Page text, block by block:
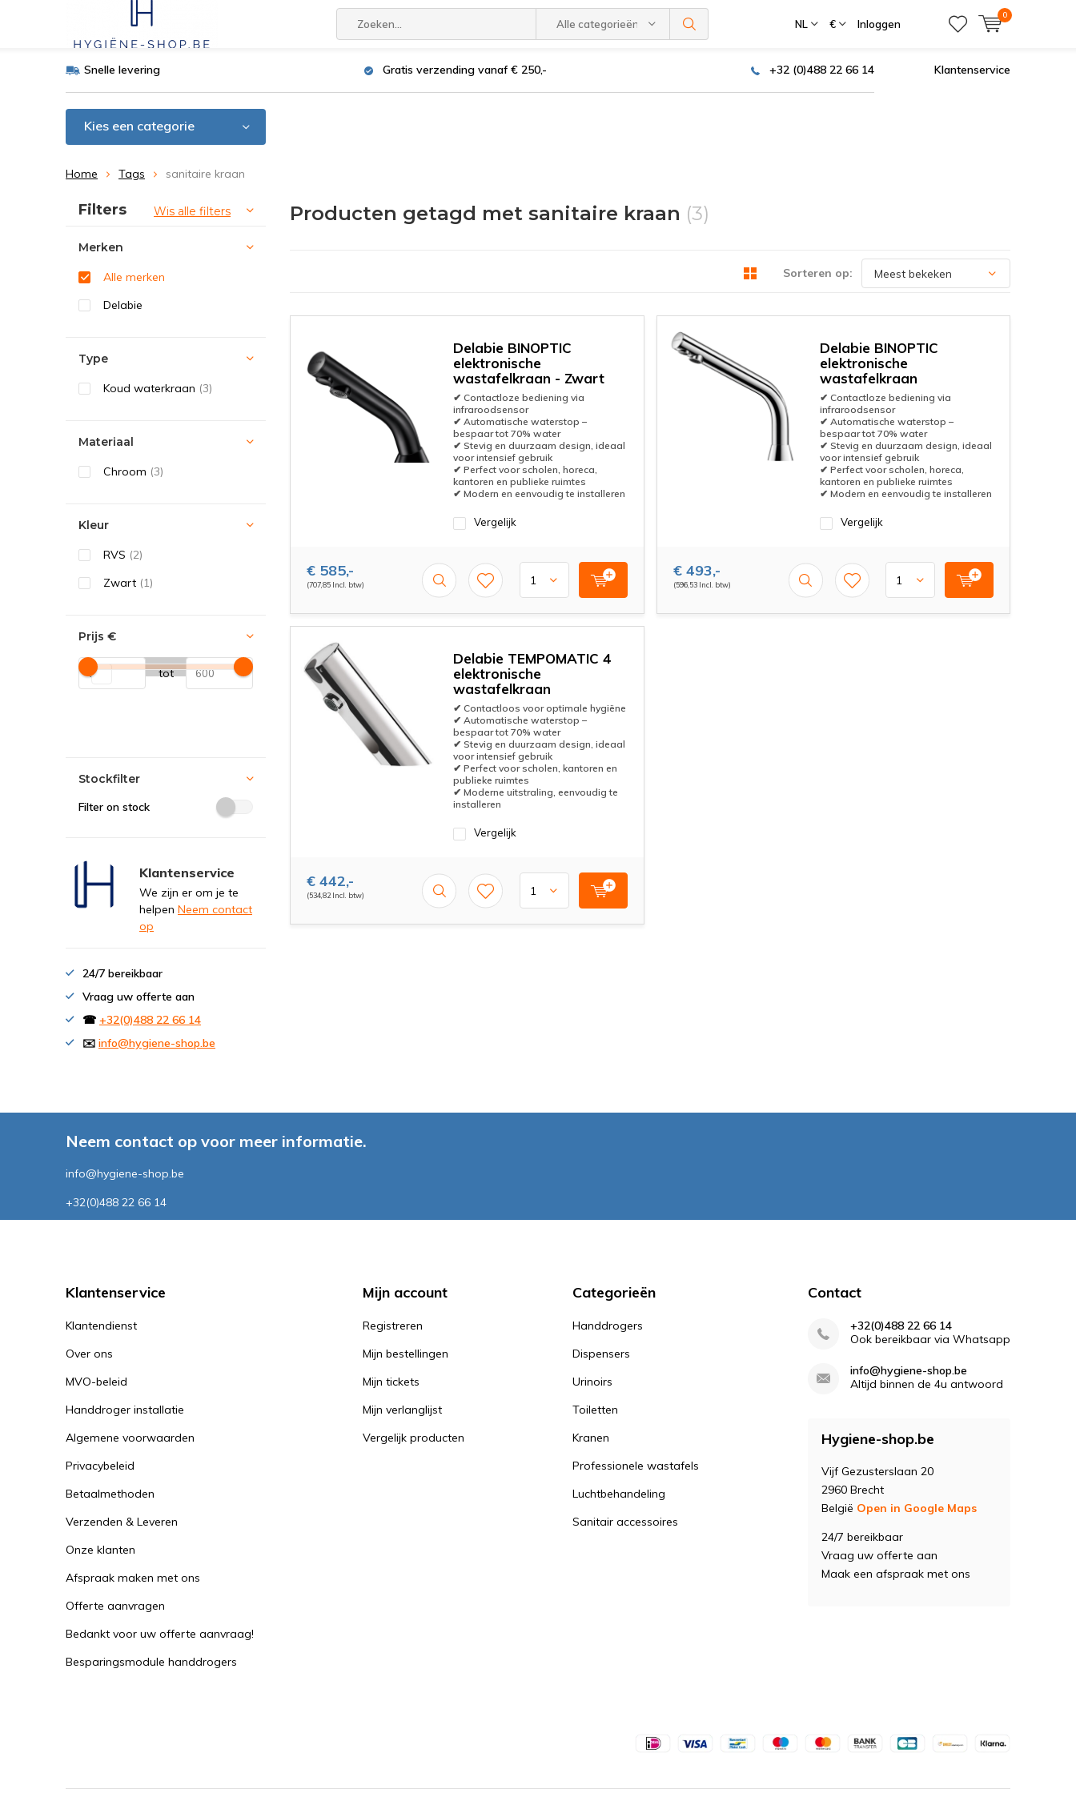
Alle categorieën NL € Inloggen
0
Snelle levering Gratis verzending vanaf € 250,- +32 (0)488 22 66 14 Klantenservice
Kies een categorie
Home Tags sanitaire kraan
Producten getagd met sanitaire kraan (3)
Sorteren op:
Delabie BINOPTIC
elektronische
wastafelkraan - Zwart
✔ Contactloze bediening via
infraroodsensor
✔ Automatische waterstop –
bespaar tot 70% water
✔ Stevig en duurzaam design, ideaal
voor intensief gebruik
✔ Perfect voor scholen, horeca,
kantoren en publieke ruimtes
✔ Modern en eenvoudig te installeren
Vergelijk
€ 585,-
(707,85 Incl. btw)
Delabie BINOPTIC
elektronische
wastafelkraan
✔ Contactloze bediening via
infraroodsensor
✔ Automatische waterstop –
bespaar tot 70% water
✔ Stevig en duurzaam design, ideaal
voor intensief gebruik
✔ Perfect voor scholen, horeca,
kantoren en publieke ruimtes
✔ Modern en eenvoudig te installeren
Vergelijk
€ 493,-
(596,53 Incl. btw)
Delabie TEMPOMATIC 4
elektronische
wastafelkraan
✔ Contactloos voor optimale hygiëne
✔ Automatische waterstop –
bespaar tot 70% water
✔ Stevig en duurzaam design, ideaal
voor intensief gebruik
✔ Perfect voor scholen, kantoren en
publieke ruimtes
✔ Moderne uitstraling, eenvoudig te
installeren
Vergelijk
€ 442,-
(534,82 Incl. btw)
Sorteren op:
Filters Wis alle filters
Merken
Alle merken
Delabie
Type
Koud waterkraan (3)
Materiaal
Chroom (3)
Kleur
RVS (2)
Zwart (1)
Prijs €
tot
Stockfilter
Filter on stock
Klantenservice
We zijn er om je te
helpen Neem contact
op
24/7 bereikbaar
Vraag uw offerte aan
☎ +32(0)488 22 66 14
✉️ info@hygiene-shop.be
Neem contact op voor meer informatie.
info@hygiene-shop.be
+32(0)488 22 66 14
Klantenservice
Klantendienst
Over ons
MVO-beleid
Handdroger installatie
Algemene voorwaarden
Privacybeleid
Betaalmethoden
Verzenden & Leveren
Onze klanten
Afspraak maken met ons
Offerte aanvragen
Bedankt voor uw offerte aanvraag!
Besparingsmodule handdrogers
Mijn account
Registreren
Mijn bestellingen
Mijn tickets
Mijn verlanglijst
Vergelijk producten
Categorieën
Handdrogers
Dispensers
Urinoirs
Toiletten
Kranen
Professionele wastafels
Luchtbehandeling
Sanitair accessoires
Contact
+32(0)488 22 66 14
Ook bereikbaar via Whatsapp
info@hygiene-shop.be
Altijd binnen de 4u antwoord
Hygiene-shop.be
Vijf Gezusterslaan 20
2960 Brecht
België Open in Google Maps
24/7 bereikbaar
Vraag uw offerte aan
Maak een afspraak met ons